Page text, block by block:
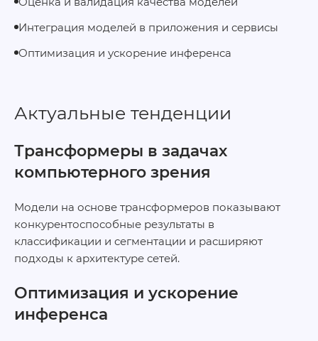
Интеграция моделей в приложения и сервисы
Оптимизация и ускорение инференса
Актуальные тенденции
Трансформеры в задачах
компьютерного зрения
Модели на основе трансформеров показывают
конкурентоспособные результаты в
классификации и сегментации и расширяют
подходы к архитектуре сетей.
Оптимизация и ускорение
инференса